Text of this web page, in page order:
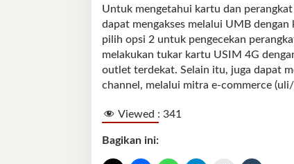
Untuk mengetahui kartu dan
dapat mengakses melalui UMB dengan
pilih opsi 2 untuk pengecekan
melakukan tukar kartu USIM 4G
outlet terdekat. Selain itu, juga dapat
channel, melalui mitra e-commerce
Viewed : 341
Bagikan ini: